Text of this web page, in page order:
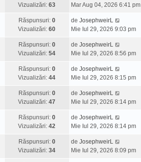
Vizualizări:63
Mar Aug 04, 2026 6:41 pm
Răspunsuri: 0
Vizualizări:60
de JosephweirL
Mie Iul 29, 2026 9:03 pm
Răspunsuri: 0
Vizualizări:54
de JosephweirL
Mie Iul 29, 2026 8:56 pm
Răspunsuri: 0
Vizualizări:44
de JosephweirL
Mie Iul 29, 2026 8:15 pm
Răspunsuri: 0
Vizualizări:47
de JosephweirL
Mie Iul 29, 2026 8:14 pm
Răspunsuri: 0
Vizualizări:42
de JosephweirL
Mie Iul 29, 2026 8:14 pm
Răspunsuri: 0
Vizualizări:34
de JosephweirL
Mie Iul 29, 2026 8:09 pm